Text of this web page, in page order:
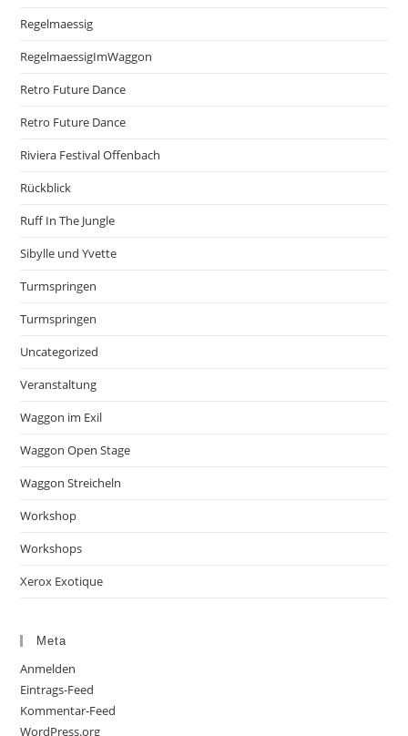
Regelmaessig
RegelmaessigImWaggon
Retro Future Dance
Retro Future Dance
Riviera Festival Offenbach
Rückblick
Ruff In The Jungle
Sibylle und Yvette
Turmspringen
Turmspringen
Uncategorized
Veranstaltung
Waggon im Exil
Waggon Open Stage
Waggon Streicheln
Workshop
Workshops
Xerox Exotique
Meta
Anmelden
Eintrags-Feed
Kommentar-Feed
WordPress.org